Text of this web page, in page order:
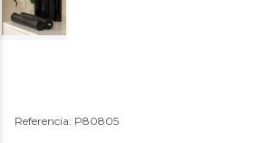
Referencia: P80805